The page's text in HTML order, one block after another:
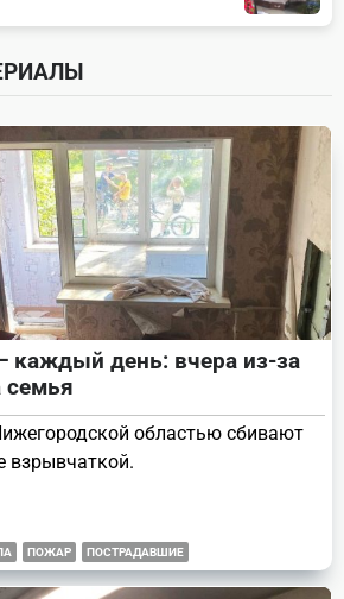
каждый день: вчера из-за
семья
областью сбивают
взрывчаткой.
ПОЖАР ПОСТРАДАВШИЕ